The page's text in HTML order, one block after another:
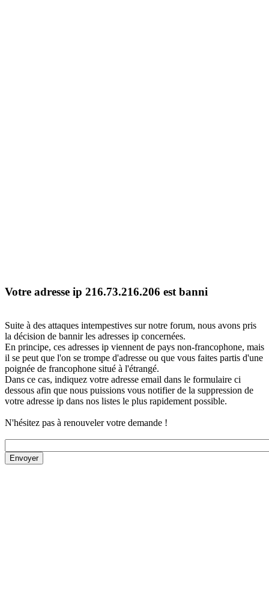
Votre adresse ip 216.73.216.206 est banni
Suite à des attaques intempestives sur notre forum, nous avons pris
la décision de bannir les adresses ip concernées.
En principe, ces adresses ip viennent de pays non-francophone, mais
il se peut que l'on se trompe d'adresse ou que vous faites partis d'une
poignée de francophone situé à l'étrangé.
Dans ce cas, indiquez votre adresse email dans le formulaire ci
dessous afin que nous puissions vous notifier de la suppression de
votre adresse ip dans nos listes le plus rapidement possible.
N'hésitez pas à renouveler votre demande !